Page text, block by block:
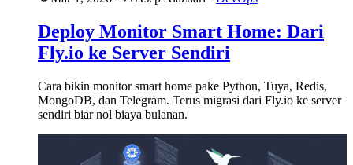
Deploy Monitor Smart Home: Dari
Fly.io ke Server Sendiri
Cara bikin monitor smart home pake Python, Tuya, Redis,
MongoDB, dan Telegram. Terus migrasi dari Fly.io ke server
sendiri biar nol biaya bulanan.